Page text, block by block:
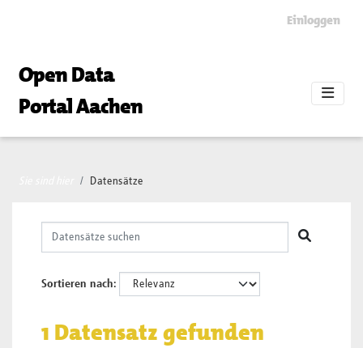
Einloggen
Open Data
Portal Aachen
Datensätze
Sortieren nach
1 Datensatz gefunden